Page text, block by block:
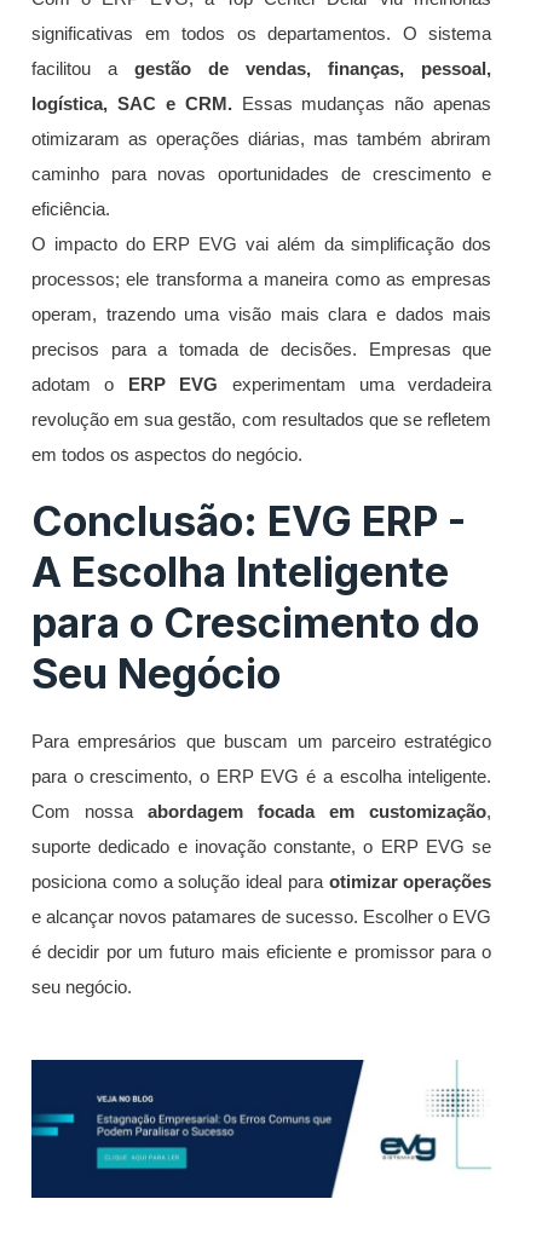
significativas em todos os departamentos. O sistema
facilitou agestão de vendas, finanças, pessoal,
logística, SAC e CRM.Essas mudanças não apenas
otimizaram as operações diárias, mas também abriram
caminho para novas oportunidades de crescimento e
eficiência.
O impacto do ERP EVG vai além da simplificação dos
processos; ele transforma a maneira como as empresas
operam, trazendo uma visão mais clara e dados mais
precisos para a tomada de decisões. Empresas que
adotam o ERP EVG experimentam uma verdadeira
revolução em sua gestão, com resultados que se refletem
em todos os aspectos do negócio.
Conclusão: EVG ERP -
A Escolha Inteligente
para o Crescimento do
Seu Negócio
Para empresários que buscam um parceiro estratégico
para o crescimento, o ERP EVG é a escolha inteligente.
Com nossaabordagem focada em customização,
suporte dedicado e inovação constante, o ERP EVG se
posiciona como a solução ideal para otimizar operações
e alcançar novos patamares de sucesso. Escolher o EVG
é decidir por um futuro mais eficiente e promissor para o
seu negócio.